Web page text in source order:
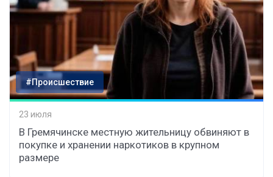
#Происшествие
23 июля
В Гремячинске местную жительницу обвиняют в
покупке и хранении наркотиков в крупном
размере